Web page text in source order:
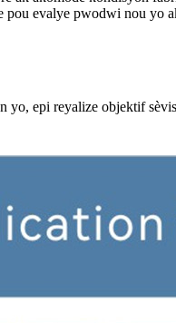
evalye pwodwi nou yo
epi reyalize objektif